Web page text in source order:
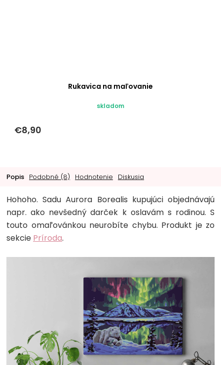
Rukavica na maľovanie
skladom
€8,90
Popis Podobné (8) Hodnotenie Diskusia
Hohoho. Sadu Aurora Borealis kupujúci objednávajú
napr. ako nevšedný darček k oslavám s rodinou. S
touto omaľovánkou neurobíte chybu. Produkt je zo
sekcie Príroda.